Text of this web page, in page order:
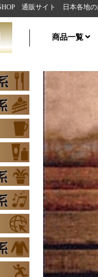
ト 日本各地の厳選された
商品一覧